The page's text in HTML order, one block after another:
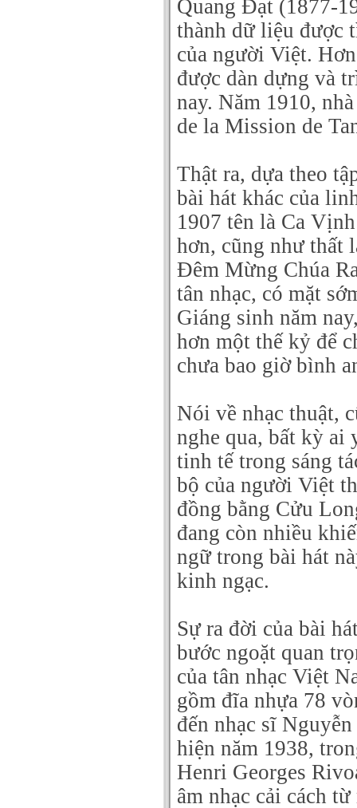
Quang Đạt (1877-
thành dữ liệu được
của người Việt.
được dàn dựng và
nay. Năm 1910,
de la Mission de
Thật ra, dựa theo
bài hát khác của
1907 tên là Ca
hơn, cũng như thất
Đêm Mừng Chúa
tân nhạc, có mặt
Giáng sinh năm
hơn một thế kỷ để
chưa bao giờ bình
Nói về nhạc thuật,
nghe qua, bất kỳ ai
tinh tế trong sáng
bộ của người Việt
đồng bằng Cửu
đang còn nhiều
ngữ trong bài hát
kinh ngạc.
Sự ra đời của bài
bước ngoặt quan
của tân nhạc Việt
gồm đĩa nhựa 78
đến nhạc sĩ
hiện năm 1938,
Henri Georges
âm nhạc cải cách